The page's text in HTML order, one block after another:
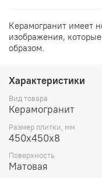
Керамогранит имеет
изображения,
образом.
Характеристики
Вид товара
Керамогранит
Размер плитки, мм
450х450х8
Поверхность
Матовая